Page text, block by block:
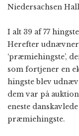
Niedersachsen
I alt 39 af 77
Herefter
‘præmiehingste’,
som fortjener en
hingste blev
dem var på
eneste
præmiehingste.